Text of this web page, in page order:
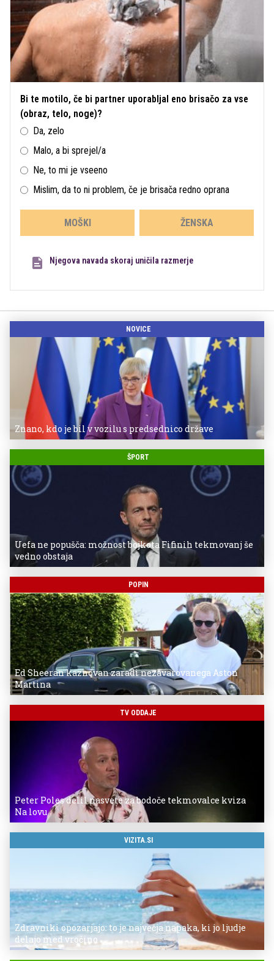
Bi te motilo, če bi partner uporabljal eno brisačo za vse
(obraz, telo, noge)?
Da, zelo
Malo, a bi sprejel/a
Ne, to mi je vseeno
Mislim, da to ni problem, če je brisača redno oprana
MOŠKI ŽENSKA
Njegova navada skoraj uničila razmerje
NOVICE
Znano, kdo je bil v vozilu s predsednico države
ŠPORT
Uefa ne popušča: možnost bojkota Fifinih tekmovanj še
vedno obstaja
POPIN
Ed Sheeran kaznovan zaradi nezavarovanega Aston
Martina
TV ODDAJE
Peter Poles delil nasvete za bodoče tekmovalce kviza
Na lovu
VIZITA.SI
Zdravniki opozarjajo: to je največja napaka, ki jo ljudje
delajo med vročino